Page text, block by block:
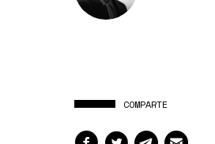
COMPARTE